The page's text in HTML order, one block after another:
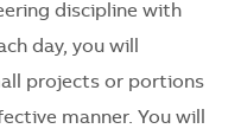
discipline with
day, you will
projects or portions
manner. You will